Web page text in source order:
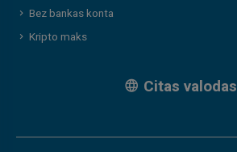
Bez bankas konta
Kripto maks
Citas valodas